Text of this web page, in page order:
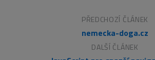
PŘEDCHOZÍ ČLÁNEK
nemecka-doga.cz
DALŠÍ ČLÁNEK